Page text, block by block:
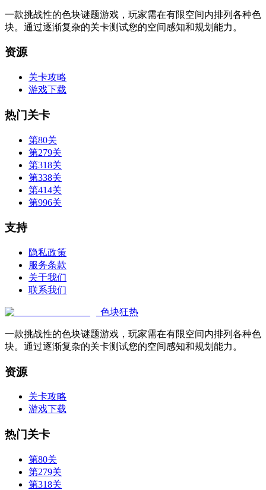
一款挑战性的色块谜题游戏，玩家需在有限空间内排列各种色
块。通过逐渐复杂的关卡测试您的空间感知和规划能力。
资源
关卡攻略
游戏下载
热门关卡
第80关
第279关
第318关
第338关
第414关
第996关
支持
隐私政策
服务条款
关于我们
联系我们
色块狂热
一款挑战性的色块谜题游戏，玩家需在有限空间内排列各种色
块。通过逐渐复杂的关卡测试您的空间感知和规划能力。
资源
关卡攻略
游戏下载
热门关卡
第80关
第279关
第318关